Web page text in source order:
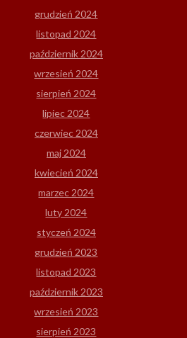
grudzień 2024
listopad 2024
październik 2024
wrzesień 2024
sierpień 2024
lipiec 2024
czerwiec 2024
maj 2024
kwiecień 2024
marzec 2024
luty 2024
styczeń 2024
grudzień 2023
listopad 2023
październik 2023
wrzesień 2023
sierpień 2023